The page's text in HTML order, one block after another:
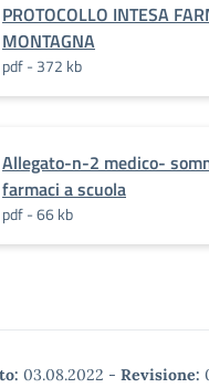
PROTOCOLLO INTESA
MONTAGNA
pdf - 372 kb
Allegato-n-2 medico-
farmaci a scuola
pdf - 66 kb
03.08.2022 - Revisione: